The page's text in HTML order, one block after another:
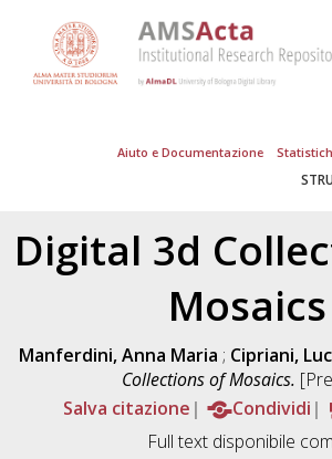
Aiuto e Documentazione
Digital 3d
Mosaics
Manferdini, Anna Maria ; Cipriani,
Collections of Mosaics.
Salva citazione
Condividi
Full text disponibile